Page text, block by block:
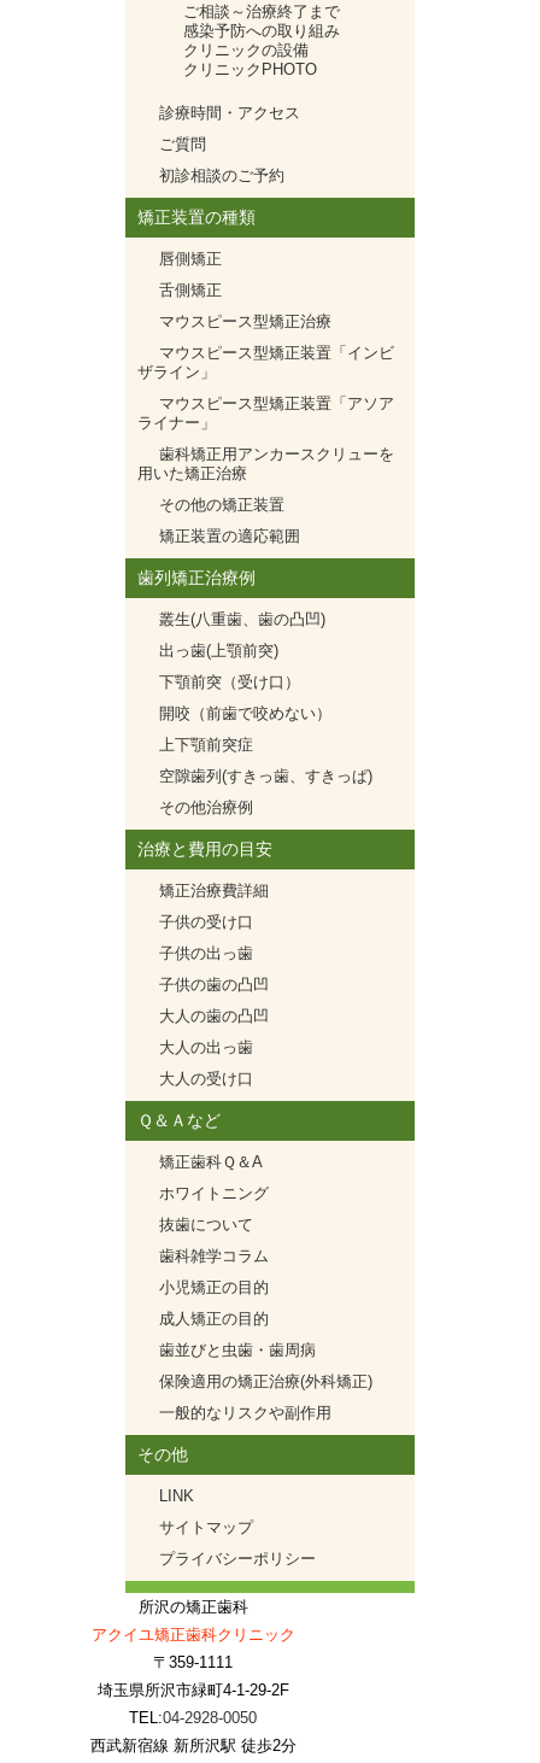
ご相談～治療終了まで
感染予防への取り組み
クリニックの設備
クリニックPHOTO
診療時間・アクセス
ご質問
初診相談のご予約
矯正装置の種類
唇側矯正
舌側矯正
マウスピース型矯正治療
マウスピース型矯正装置「インビ
ザライン」
マウスピース型矯正装置「アソア
ライナー」
歯科矯正用アンカースクリューを
用いた矯正治療
その他の矯正装置
矯正装置の適応範囲
歯列矯正治療例
叢生(八重歯、歯の凸凹)
出っ歯(上顎前突)
下顎前突（受け口）
開咬（前歯で咬めない）
上下顎前突症
空隙歯列(すきっ歯、すきっぱ)
その他治療例
治療と費用の目安
矯正治療費詳細
子供の受け口
子供の出っ歯
子供の歯の凸凹
大人の歯の凸凹
大人の出っ歯
大人の受け口
Ｑ＆Ａなど
矯正歯科Ｑ＆A
ホワイトニング
抜歯について
歯科雑学コラム
小児矯正の目的
成人矯正の目的
歯並びと虫歯・歯周病
保険適用の矯正治療(外科矯正)
一般的なリスクや副作用
その他
LINK
サイトマップ
プライバシーポリシー
所沢の矯正歯科
アクイユ矯正歯科クリニック
〒359-1111
埼玉県所沢市緑町4-1-29-2F
TEL:04-2928-0050
西武新宿線 新所沢駅 徒歩2分